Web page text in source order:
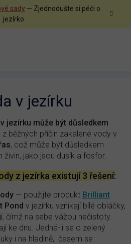
sady — Zjednodušte si péči o
jezírko
v jezírku
jezírku může být důsledkem
z běžných příčin zakalené vody v
, což může být důsledkem
jako jsou dusík a fosfor.
z jezírka existují 3 řešení:
— použijte produkt Brilliant
Pond v jezírku vznikají bílé obláčky,
čímž na sebe vážou nečistoty.
ke dnu. Jedná-li se o zelený
i na hladině, časem se